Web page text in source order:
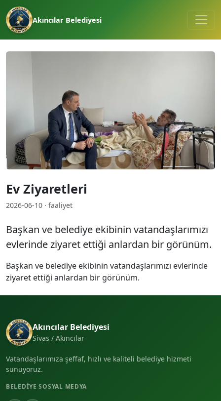
Akıncılar Belediyesi
Ev Ziyaretleri
2026-06-10 · faaliyet
Başkan ve belediye ekibinin vatandaşlarımızı
evlerinde ziyaret ettiği anlardan bir görünüm.
Başkan ve belediye ekibinin vatandaşlarımızı evlerinde
ziyaret ettiği anlardan bir görünüm.
Akıncılar Belediyesi
Sivas / Akıncılar
Vatandaşlarımıza şeffaf, hızlı ve kaliteli belediye hizmeti
sunuyoruz.
BELEDIYE SOSYAL MEDYA